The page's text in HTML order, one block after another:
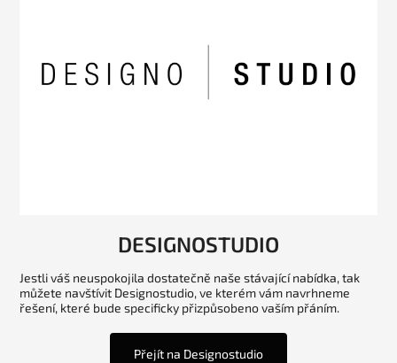
DESIGNOSTUDIO
Jestli váš neuspokojila dostatečně naše stávající nabídka, tak
můžete navštívit Designostudio, ve kterém vám navrhneme
řešení, které bude specificky přizpůsobeno vaším přáním.
Přejít na Designostudio